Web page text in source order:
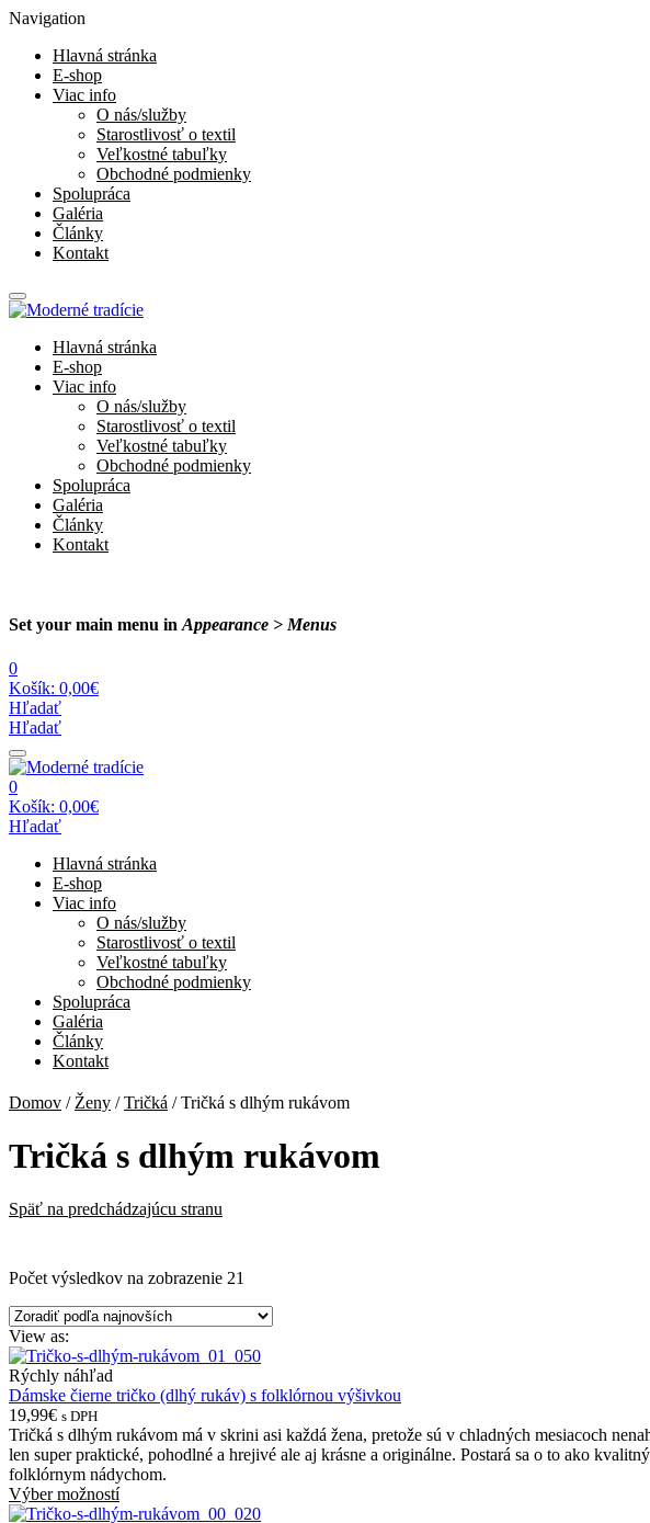
Navigation
Hlavná stránka
E-shop
Viac info
O nás/služby
Starostlivosť o textil
Veľkostné tabuľky
Obchodné podmienky
Spolupráca
Galéria
Články
Kontakt
Hlavná stránka
E-shop
Viac info
O nás/služby
Starostlivosť o textil
Veľkostné tabuľky
Obchodné podmienky
Spolupráca
Galéria
Články
Kontakt
Set your main menu in Appearance > Menus
0
Košík: 0,00€
Hľadať
Hľadať
0
Košík: 0,00€
Hľadať
Hlavná stránka
E-shop
Viac info
O nás/služby
Starostlivosť o textil
Veľkostné tabuľky
Obchodné podmienky
Spolupráca
Galéria
Články
Kontakt
Domov / Ženy / Tričká /Tričká s dlhým rukávom
Tričká s dlhým rukávom
Späť na predchádzajúcu stranu
Počet výsledkov na zobrazenie 21
View as:
Rýchly náhľad
Dámske čierne tričko (dlhý rukáv) s folklórnou výšivkou
19,99€ s DPH
Tričká s dlhým rukávom má v skrini asi každá žena, pretože sú v chladných mesiacoch
len super praktické, pohodlné a hrejivé ale aj krásne a originálne. Postará sa o to ako
folklórnym nádychom.
Výber možností